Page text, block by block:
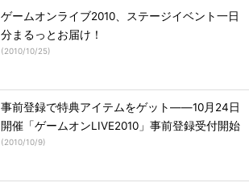
ゲームオンライブ2010、ステージイベント一日
分まるっとお届け！
(2010/10/25)
事前登録で特典アイテムをゲット――10月24日
開催「ゲームオンLIVE2010」事前登録受付開始
(2010/10/9)